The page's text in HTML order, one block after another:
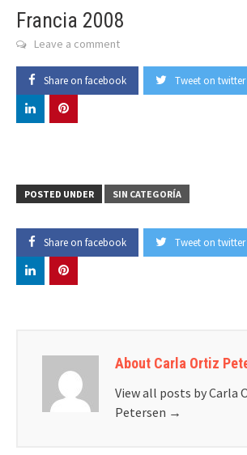
Francia 2008
Leave a comment
Share on facebook Tweet on twitter
POSTED UNDER SIN CATEGORÍA
Share on facebook Tweet on twitter
About Carla Ortiz
View all posts by Carla
Petersen →